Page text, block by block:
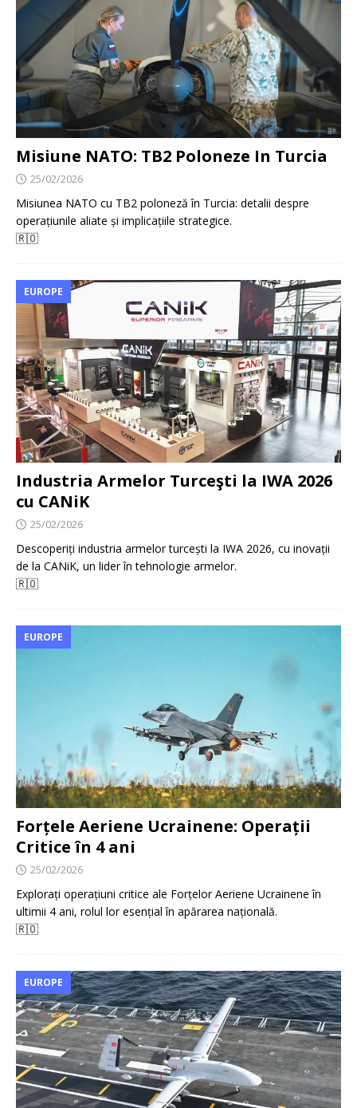
Misiune NATO: TB2 Poloneze In Turcia
25/02/2026
Misiunea NATO cu TB2 poloneză în Turcia: detalii despre
operațiunile aliate și implicațiile strategice.
🇷🇴
EUROPE
Industria Armelor Turceşti la IWA 2026
cu CANiK
25/02/2026
Descoperiți industria armelor turcești la IWA 2026, cu inovații
de la CANiK, un lider în tehnologie armelor.
🇷🇴
EUROPE
Forțele Aeriene Ucrainene: Operații
Critice în 4 ani
25/02/2026
Explorați operațiuni critice ale Forțelor Aeriene Ucrainene în
ultimii 4 ani, rolul lor esențial în apărarea națională.
🇷🇴
EUROPE